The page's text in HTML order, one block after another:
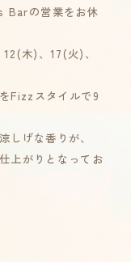
Barの営業をお休
木)、17(火)、
Fizzスタイルで9
しげな香りが、
上がりとなってお